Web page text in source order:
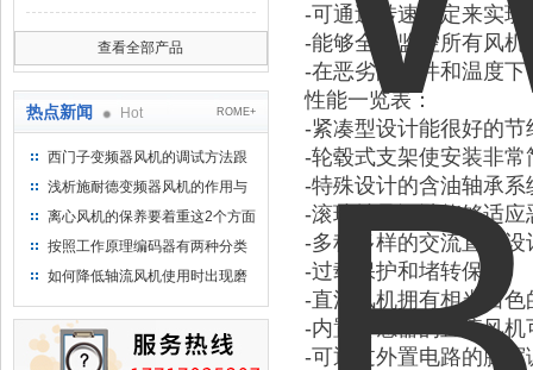
查看全部产品
热点新闻 Hot ROME+
西门子变频器风机的调试方法跟
步骤
浅析施耐德变频器风机的作用与
意义所在
离心风机的保养要着重这2个方面
按照工作原理编码器有两种分类
如何降低轴流风机使用时出现磨
-可通过转速设定来实
-能够全程监控所有风
-在恶劣的条件和温度
性能一览表：
-紧凑型设计能很好的节
-轮毂式支架使安装非常
-特殊设计的含油轴承
-滚珠轴承设计能够适
-多种多样的交流直流
-过载保护和堵转保护
-直流风机拥有相当出
-内置传感器的直流风
-可通过外置电路的脉